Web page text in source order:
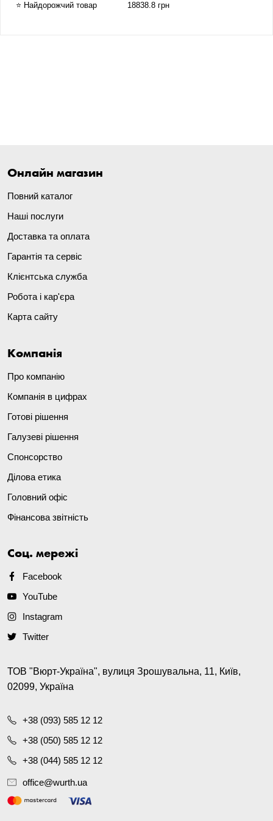
⭐ Найдорожчий товар 18838.8 грн
Онлайн магазин
Повний каталог
Наші послуги
Доставка та оплата
Гарантія та сервіс
Клієнтська служба
Робота і кар'єра
Карта сайту
Компанія
Про компанію
Компанія в цифрах
Готові рішення
Галузеві рішення
Спонсорство
Ділова етика
Головний офіс
Фінансова звітність
Соц. мережі
Facebook
YouTube
Instagram
Twitter
ТОВ "Вюрт-Україна", вулиця Зрошувальна, 11, Київ,
02099, Україна
+38 (093) 585 12 12
+38 (050) 585 12 12
+38 (044) 585 12 12
office@wurth.ua